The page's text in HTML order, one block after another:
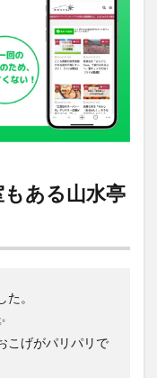
ある山水亭
。
こげがパリパリで